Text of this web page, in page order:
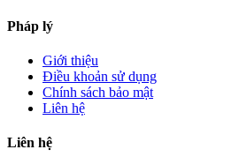
Pháp lý
Giới thiệu
Điều khoản sử dụng
Chính sách bảo mật
Liên hệ
Liên hệ